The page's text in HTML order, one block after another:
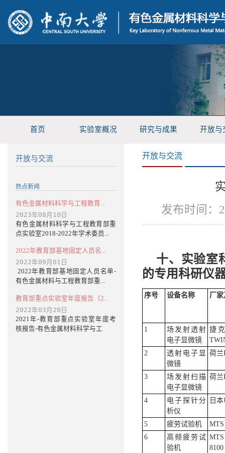
首页 实验室概况 研究与成果 开放与
开放与交流
热点新闻
有色金属材料科学与工程教育...
2023年08月10日
有色金属材料科学与工程教育部重
点实验室2018-2022年学术委员...
2022年教育部基地固定人员名...
2022年09月01日
2022年教育部基地固定人员名单-
有色金属材料与工程教育部重...
教育部重点实验室年度报告（2...
2022年03月20日
2021年-教育部重点实验室年度考
核报告-有色金属材料科学与工
开放与交流
发布时间
十、实验室
的专用科研仪
序号 设备名称 厂
1
场发射透射
电子显微镜
捷
2
透射电子显
微镜
荷兰
3
场发射扫描
电子显微镜
荷兰
4
电子探针分
析仪
日
5 疲劳试验机
MTS
6
高频疲劳试
验机
8100